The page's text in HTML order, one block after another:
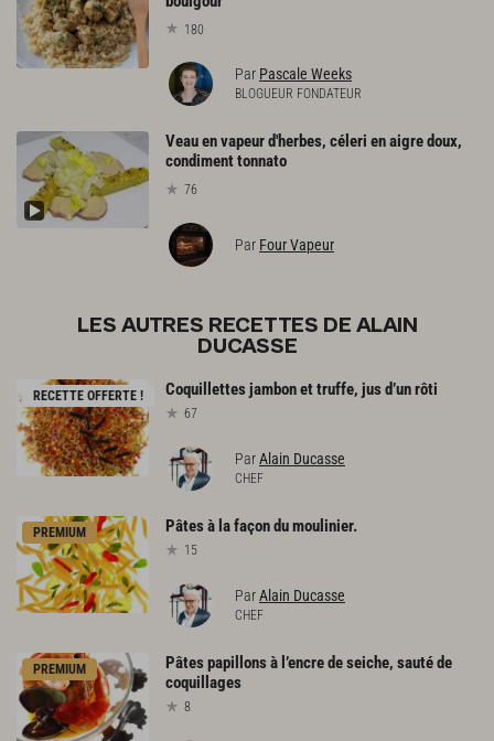
180
Par Pascale Weeks
BLOGUEUR FONDATEUR
Veau en vapeur d'herbes, céleri en aigre doux,
condiment tonnato
76
Par Four Vapeur
LES AUTRES RECETTES DE ALAIN
DUCASSE
RECETTE OFFERTE ! Coquillettesjambonettruffe, jusd’unrôti
67
ParAlain Ducasse
CHEF
PREMIUM Pâtesà lafaçondumoulinier.
15
ParAlain Ducasse
CHEF
PREMIUM Pâtespapillonsà l’encredeseiche, sautéde
coquillages
8